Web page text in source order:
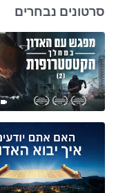
סרטונים נבחרים